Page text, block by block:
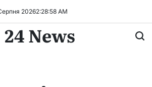
20262:28:59 AM
24 News